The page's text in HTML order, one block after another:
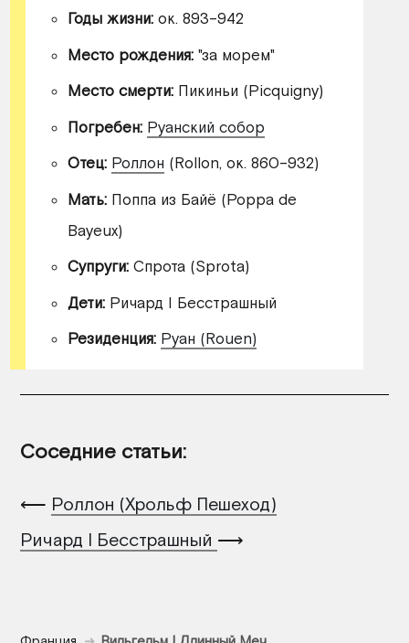
Годы жизни:ок. 893–942
Место рождения: "за морем"
Место смерти:Пикиньи (Picquigny)
Погребен: Руанский собор
Отец: Роллон (Rollon, ок. 860–932)
Мать:Поппа из Байё (Poppa de
Bayeux)
Супруги:Спрота (Sprota)
Дети:Ричард I Бесстрашный
Резиденция: Руан (Rouen)
Соседние статьи:
⟵ Роллон (Хрольф Пешеход)
Ричард I Бесстрашный ⟶